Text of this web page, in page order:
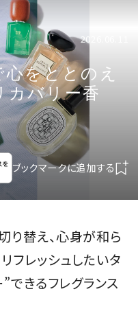
2026.06.11
をととのえ
カバリー香
ブックマークに追加する
り替え、心身が和ら
フレッシュしたいタ
できるフレグランス